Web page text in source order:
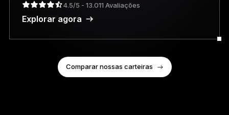
4.5/5 - 13.011 Avaliações
Explorar agora
Comparar nossas carteiras